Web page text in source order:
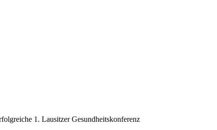
1. Lausitzer Gesundheitskonferenz